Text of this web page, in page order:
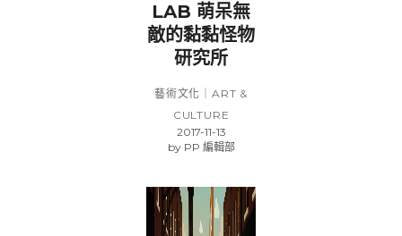
LAB 萌呆無
敵的黏黏怪物
研究所
藝術文化｜ART &
CULTURE
2017-11-13
byPP 編輯部